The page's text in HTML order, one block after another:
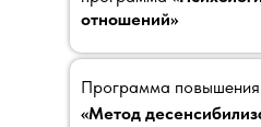
Программа повышения
«Метод
отношений»